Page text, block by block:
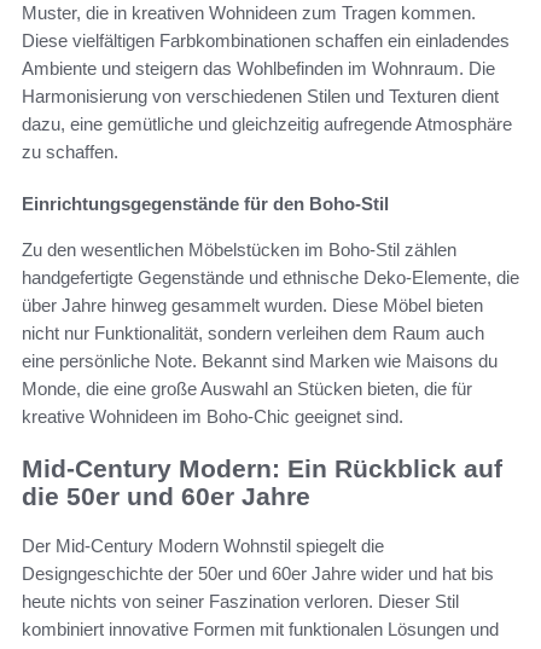
Muster, die in kreativen Wohnideen zum Tragen kommen.
Diese vielfältigen Farbkombinationen schaffen ein einladendes
Ambiente und steigern das Wohlbefinden im Wohnraum. Die
Harmonisierung von verschiedenen Stilen und Texturen dient
dazu, eine gemütliche und gleichzeitig aufregende Atmosphäre
zu schaffen.
Einrichtungsgegenstände für den Boho-Stil
Zu den wesentlichen Möbelstücken im Boho-Stil zählen
handgefertigte Gegenstände und ethnische Deko-Elemente, die
über Jahre hinweg gesammelt wurden. Diese Möbel bieten
nicht nur Funktionalität, sondern verleihen dem Raum auch
eine persönliche Note. Bekannt sind Marken wie Maisons du
Monde, die eine große Auswahl an Stücken bieten, die für
kreative Wohnideen im Boho-Chic geeignet sind.
Mid-Century Modern: Ein Rückblick auf
die 50er und 60er Jahre
Der Mid-Century Modern Wohnstil spiegelt die
Designgeschichte der 50er und 60er Jahre wider und hat bis
heute nichts von seiner Faszination verloren. Dieser Stil
kombiniert innovative Formen mit funktionalen Lösungen und